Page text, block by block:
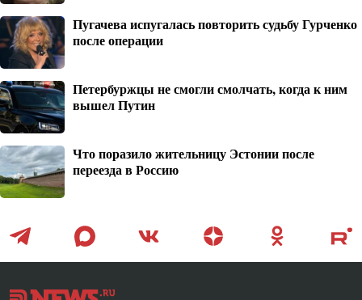
Пугачева испугалась повторить судьбу Гурченко
после операции
Петербуржцы не смогли смолчать, когда к ним
вышел Путин
Что поразило жительницу Эстонии после
переезда в Россию